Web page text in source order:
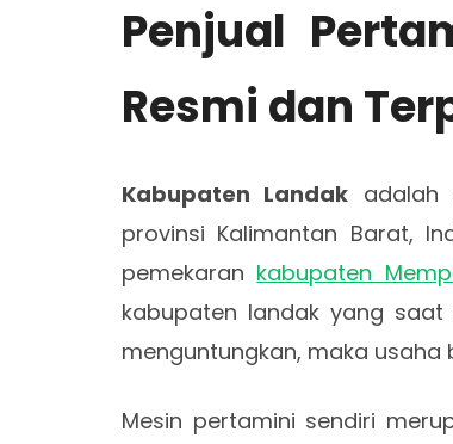
Penjual
Resmi dan
Kabupaten Landak adalah
provinsi Kalimantan Barat,
pemekaran kabupaten
kabupaten landak yang
menguntungkan, maka usaha
Mesin pertamini sendiri